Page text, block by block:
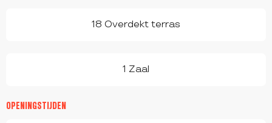
18 Overdekt terras
1 Zaal
OPENINGSTIJDEN